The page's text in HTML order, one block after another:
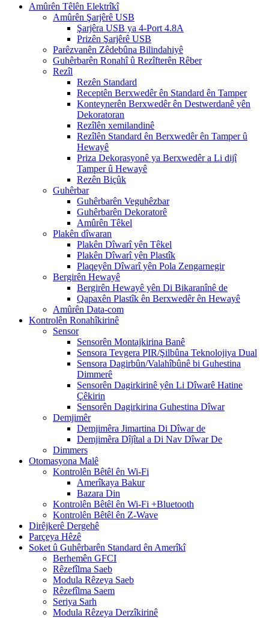
Amûrên Têlên Elektrîkî
Amûrên Şarjêrê USB
Şarjêra USB ya 4-Port 4.8A
Prizên Şarjêrê USB
Parêzvanên Zêdebûna Bilindahiyê
Guhêrbarên Ronahî û Rezîfterên Rêber
Rezîl
Rezên Standard
Receptên Berxwedêr ên Standard ên Tamper
Konteynerên Berxwedêr ên Destwerdanê yên
Dekoratoran
Rezîlên xemilandinê
Rezîlên Standard ên Berxwedêr ên Tamper û
Hewayê
Priza Dekorasyonê ya Berxwedêr a Li dijî
Tamper û Hewayê
Rezên Biçûk
Guhêrbar
Guhêrbarên Veguhêzbar
Guhêrbarên Dekoratorê
Amûrên Têkel
Plakên dîwaran
Plakên Dîwarî yên Têkel
Plakên Dîwarî yên Plastîk
Plaqeyên Dîwarî yên Pola Zengarnegir
Bergirên Hewayê
Bergirên Hewayê yên Di Bikaranînê de
Qapaxên Plastîk ên Berxwedêr ên Hewayê
Amûrên Data-com
Kontrolên Ronahîkirinê
Sensor
Sensorên Montajkirina Banê
Sensora Tevgera PIR/Şilbûna Teknolojiya Dual
Sensora Dagirbûn/Valahîbûnê bi Guhestina
Dimmerê
Sensorên Dagirkirinê yên Li Dîwarê Hatine
Çêkirin
Sensorên Dagirkirina Guhestina Dîwar
Demjimêr
Demjimêra Jimartina Di Dîwar de
Demjimêra Dîjîtal a Di Nav Dîwar De
Dimmers
Otomasyona Malê
Kontrolên Bêtêl ên Wi-Fi
Amerîkaya Bakur
Bazara Din
Kontrolên Bêtêl ên Wi-Fi +Bluetooth
Kontrolên Bêtêl ên Z-Wave
Dirêjkerê Dergehê
Parçeya Hêzê
Soket û Guhêrbarên Standard ên Amerîkî
Berhemên GFCI
Rêzefîlma Saeb
Modula Rêzeya Saeb
Rêzefîlma Saem
Seriya Sarh
Modula Rêzeya Derzîkirinê